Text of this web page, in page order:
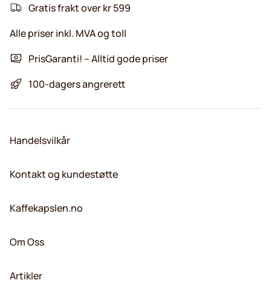
Gratis frakt over kr 599
Alle priser inkl. MVA og toll
PrisGaranti! – Alltid gode priser
100-dagers angrerett
Handelsvilkår
Kontakt og kundestøtte
Kaffekapslen.no
Om Oss
Artikler